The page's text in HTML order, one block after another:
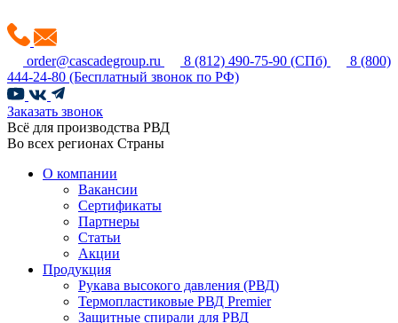
order@cascadegroup.ru 8 (812) 490-75-90 (СПб)
8 (800)
444-24-80 (Бесплатный звонок по РФ)
Заказать звонок
Всё для производства РВД
Во всех регионах Страны
О компании
Вакансии
Сертификаты
Партнеры
Статьи
Акции
Продукция
Рукава высокого давления (РВД)
Термопластиковые РВД Premier
Защитные спирали для РВД